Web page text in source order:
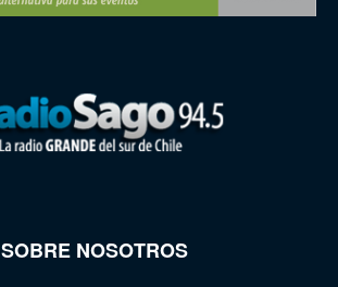
SOBRE NOSOTROS